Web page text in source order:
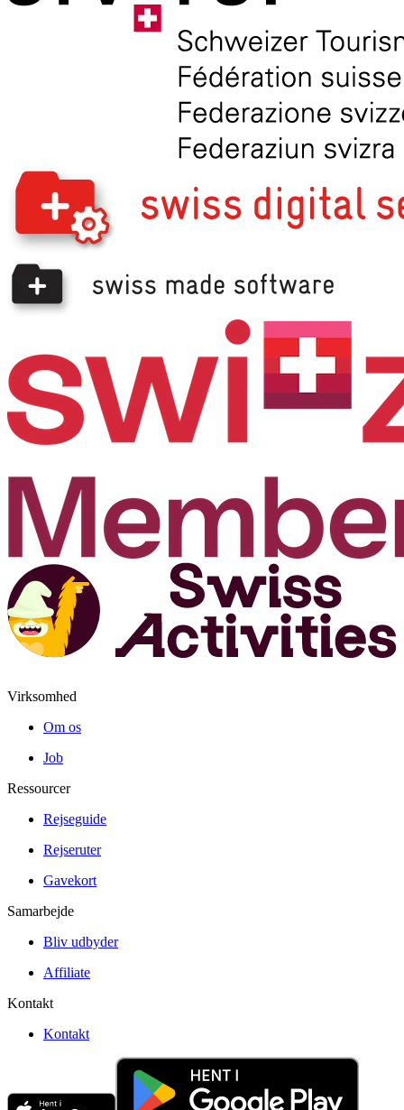
Virksomhed
Om os
Job
Ressourcer
Rejseguide
Rejseruter
Gavekort
Samarbejde
Bliv udbyder
Affiliate
Kontakt
Kontakt